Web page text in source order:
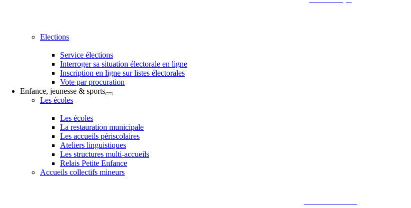
Elections
Service élections
Interroger sa situation électorale en ligne
Inscription en ligne sur listes électorales
Vote par procuration
Enfance, jeunesse & sports
Les écoles
Les écoles
La restauration municipale
Les accueils périscolaires
Ateliers linguistiques
Les structures multi-accueils
Relais Petite Enfance
Accueils collectifs mineurs